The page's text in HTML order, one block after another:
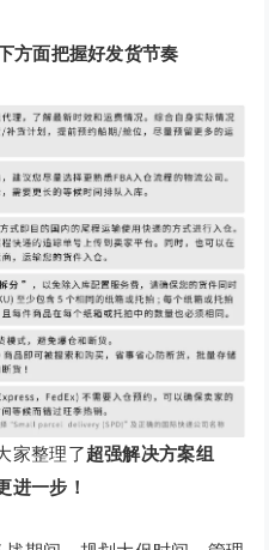
方面把握好发货节奏
家整理了超强解决方案组
进一步！